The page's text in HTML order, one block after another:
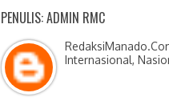
PENULIS: ADMIN RMC
Internasional,